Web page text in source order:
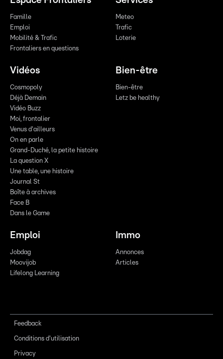
Famille
Emploi
Mobilité & Trafic
Frontaliers en questions
Meteo
Trafic
Loterie
Vidéos
Cosmopoly
Déjà Demain
Vidéo Buzz
Moi, frontalier
Venus d'ailleurs
On en parle
Grand-Duché, la petite histoire
La question X
Une table, une histoire
Journal St
Boîte à archives
Face B
Dans le Game
Bien-être
Bien-être
Letz be healthy
Emploi
Jobdag
Moovijob
Lifelong Learning
Immo
Annonces
Articles
Feedback
Conditions d'utilisation
Privacy